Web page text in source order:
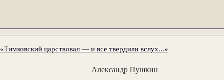
«Тимковский царствовал — и все твердили вслух...»
Александр Пушкин